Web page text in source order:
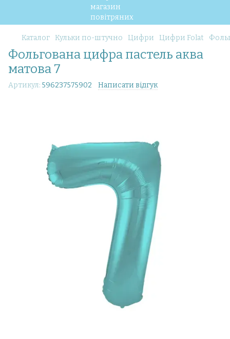
Каталог Кульки по-штучно Цифри Цифри Folat
Фольгована цифра пастель аква
матова 7
Артикул: 596237575902 Написати відгук